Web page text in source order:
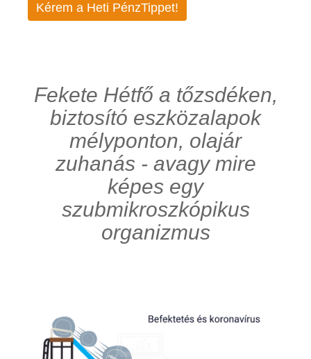
Kérem a Heti PénzTippet!
Fekete Hétfő a tőzsdéken,
biztosító eszközalapok
mélyponton, olajár
zuhanás - avagy mire
képes egy
szubmikroszkópikus
organizmus